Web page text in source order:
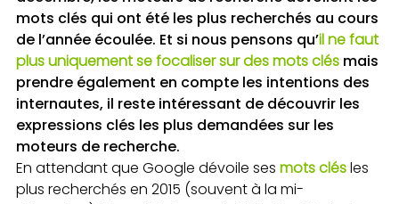
mots clés qui ont été les plus recherchés au cours
de l’année écoulée. Et si nous pensons qu’il ne faut
plus uniquement se focaliser sur des mots clés mais
prendre également en compte les intentions des
internautes, il reste intéressant de découvrir les
expressions clés les plus demandées sur les
moteurs de recherche.
En attendant que Google dévoile ses mots clésles
plus recherchés en 2015 (souvent à la mi-